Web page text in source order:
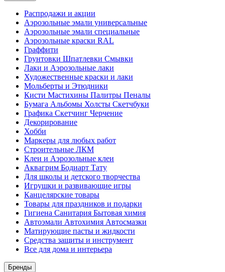
Распродажи и акции
Аэрозольные эмали универсальные
Аэрозольные эмали специальные
Аэрозольные краски RAL
Граффити
Грунтовки Шпатлевки Смывки
Лаки и Аэрозольные лаки
Художественные краски и лаки
Мольберты и Этюдники
Кисти Мастихины Палитры Пеналы
Бумага Альбомы Холсты Скетчбуки
Графика Скетчинг Черчение
Декорирование
Хобби
Маркеры для любых работ
Строительные ЛКМ
Клеи и Аэрозольные клеи
Аквагрим Бодиарт Тату
Для школы и детского творчества
Игрушки и развивающие игры
Канцелярские товары
Товары для праздников и подарки
Гигиена Санитария Бытовая химия
Автоэмали Автохимия Автосмазки
Матирующие пасты и жидкости
Средства защиты и инструмент
Все для дома и интерьера
Бренды